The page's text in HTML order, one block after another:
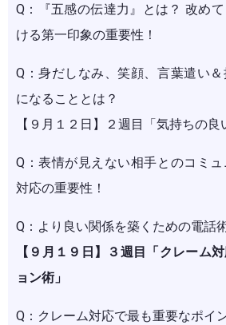
Q：『五感の伝達力』とは？ 改め
ける第一印象の重要性！
Q：身だしなみ、笑顔、言葉遣い
になることとは？
【９月１２日】２週目「気持ちの良
Q：表情が見えない相手とのコミ
対応の重要性！
Q：より良い関係を築くための電話
【９月１９日】３週目「クレーム
ョン術」
Q：クレーム対応で最も重要なポイ